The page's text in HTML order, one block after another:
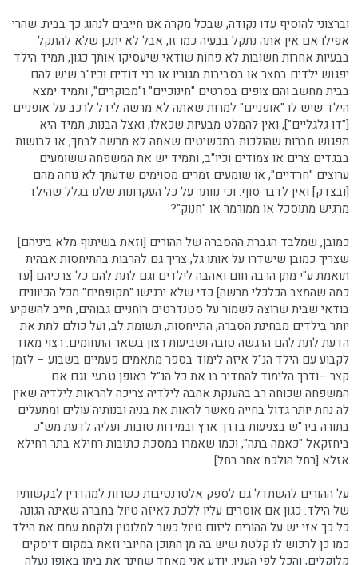
וברצוני להוסיף עדו נקודה, שבכל מקרה אנו חייבים לנהוג כך בבית. שהרי
אפילו אם אין אתה נתקל בבעיה כמו זו, אבל לא יתכן שלא להתקל
בבעיות אחרות חשובות לא פחות שודאי שיעסיקו אותך כגון, תמיד הילד
יפגוש ילדים בחצר או בסביבות מגוריו או בני דודים וכיו"ב שיש להם
בבית מחשב והם צופים בסרטים "חינוכיים" ו"מבוקרים", ותמיד ימצא
הילד שיש לו "אופניים" למרות שאתה לא מרשה לידל לרכב על אופניים
["דו גלגליים"], ואין להמלט מבעיות שכאלו, ואצל הבנות, תמיד היא
תפגוש חברות שהולכות בתכשיטים שאתה לא מרשה לבתך, או לבושות
בבגדים צרים או צמודים וכיו"ב, ותמיד יש את המשפחה ששומעים
ערוצים "חרדיים", או שומעים זמרים מסוימים שדעתך לא נוחה מהם
[ובצדק] ואין לדבר סוף. וכי נוותר על כל העקרונות שלנו בגלל שהילד
מרגיש מתוסכל או ממורמר או "חנוק"?
כמובן, שמלבד הגברת ההסברה של ההורים [וזאת בשיתוף מלא ביניהם]
שצריך כמובן שישדרו על אותו גל, צריך גם להרבות בהתיחסות אבהית
תואמת ע"י מתן הרבה חום ואהבה לילדים וגם לתת להם כל צרכיהם [עד
כמה שהמצב הכלכלי מרשה] כדי שלא ירגישו "מקופחים" מכל הכיוונים.
בודאי שבית שרוצה לשמור על סטנדרטים רוחניים גבוהים, חייב להשקיע
יותר בילדים מבחינת הסברה, התייחסות, תשומת לב, ועל כולם לתת את
הדעת לתת להם הרגשה טובה ושביעות רצון בשאר התחומים. רצוי מאוד
לקבוע עם הילד הנ"ל איזה לימוד בספר מתאמים פעמיים בשבוע – לזמן
קצר –ודרך הלימוד להחדיר בו את כל הנ"ל באופן טבעי. וגם אם
המשפחה שכוחה רב בהענקת אהבה לילדיה צריכה להראות לילדיה שאין
לה נחת יותר גדול בחייה מאשר לראות את בניה ובנותיה עולים ומתעלים
בתורה ביר"ש בצניעות בדרך ארץ ובמידות טובות. ועליה לדעת מש"כ
ביחזקאל "כאמה בתה", וכמו שאמרו במסכת כתובות רחילא בתר רחילא
אזלא [רחל הולכת אחר רחל].
על ההורים להשתדל גם לספק אלטרנטיבות כשרות למהדרין לבקשותיו
של הילד. כגון אם אוסרים עליו ללכת לאיזה טיול בחברה שאינה הגונה
כל כך אזי יש על ההורים ליזום טיול כשר לחלוטין ולקחת עמם את הילד.
כמו כן לרכוש לו קלטת שיש בה מן התוכן החיובי וזאת במקום דיסקים
קלוקלים, והכל לפי הענין. יודע אני מאחד שחינך את ביתו באופן נעלה